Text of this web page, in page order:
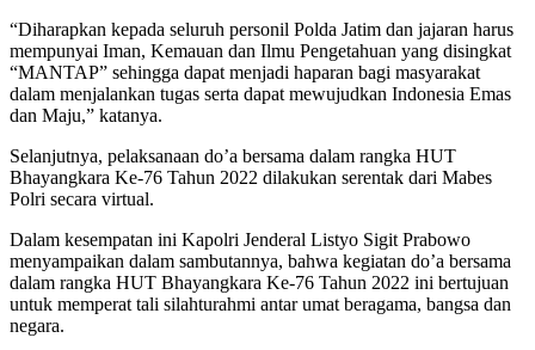
“Diharapkan kepada seluruh personil Polda Jatim dan jajaran harus
mempunyai Iman, Kemauan dan Ilmu Pengetahuan yang disingkat
“MANTAP” sehingga dapat menjadi haparan bagi masyarakat
dalam menjalankan tugas serta dapat mewujudkan Indonesia Emas
dan Maju,” katanya.
Selanjutnya, pelaksanaan do’a bersama dalam rangka HUT
Bhayangkara Ke-76 Tahun 2022 dilakukan serentak dari Mabes
Polri secara virtual.
Dalam kesempatan ini Kapolri Jenderal Listyo Sigit Prabowo
menyampaikan dalam sambutannya, bahwa kegiatan do’a bersama
dalam rangka HUT Bhayangkara Ke-76 Tahun 2022 ini bertujuan
untuk memperat tali silahturahmi antar umat beragama, bangsa dan
negara.